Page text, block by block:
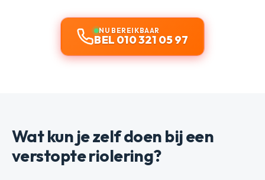
NU BEREIKBAAR
BEL 010 321 05 97
Wat kun je zelf doen bij een
verstopte riolering?